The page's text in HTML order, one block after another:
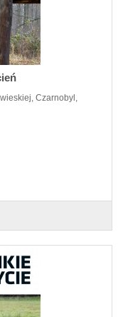
Czarnobyl,